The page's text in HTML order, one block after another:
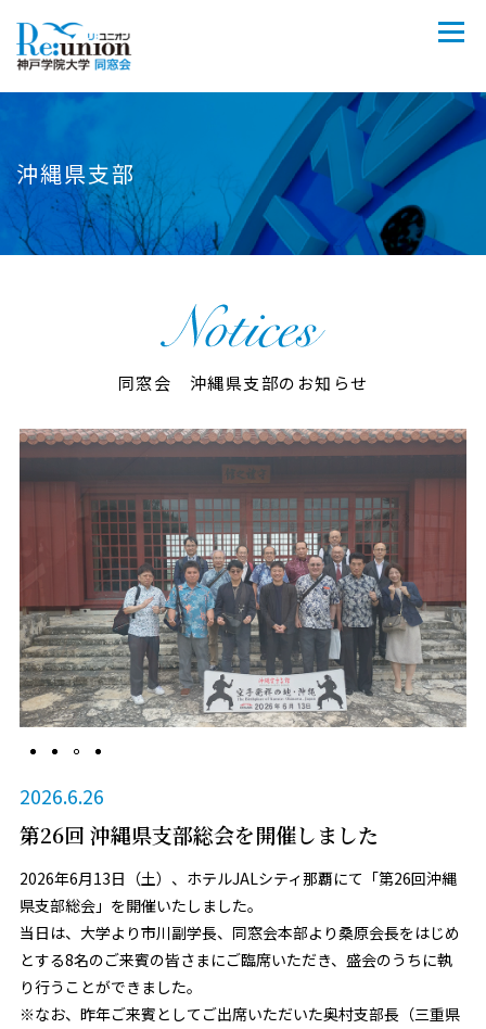
沖縄県支部
同窓会 沖縄県支部のお知らせ
2026.6.26
第26回 沖縄県支部総会を開催しました
2026年6月13日（土）、ホテルJALシティ那覇にて「第26回沖縄
県支部総会」を開催いたしました。
当日は、大学より市川副学長、同窓会本部より桑原会長をはじめ
とする8名のご来賓の皆さまにご臨席いただき、盛会のうちに執
り行うことができました。
※なお、昨年ご来賓としてご出席いただいた奥村支部長（三重県